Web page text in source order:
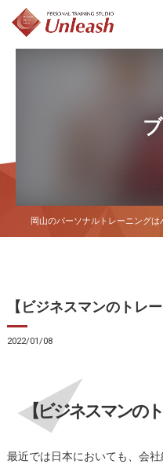
【ビジネスマンのトレー
2022/01/08
【ビジネスマンのト
最近では日本においても、会